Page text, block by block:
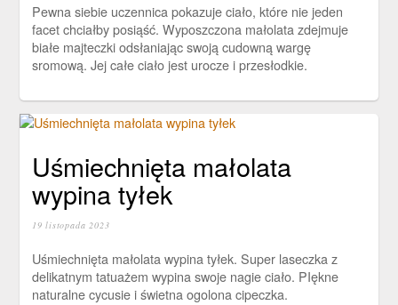
Pewna siebie uczennica pokazuje ciało, które nie jeden
facet chciałby posiąść. Wyposzczona małolata zdejmuje
białe majteczki odsłaniając swoją cudowną wargę
sromową. Jej całe ciało jest urocze i przesłodkie.
Uśmiechnięta małolata
wypina tyłek
19 listopada 2023
Uśmiechnięta małolata wypina tyłek. Super laseczka z
delikatnym tatuażem wypina swoje nagie ciało. PIękne
naturalne cycusie i świetna ogolona cipeczka.